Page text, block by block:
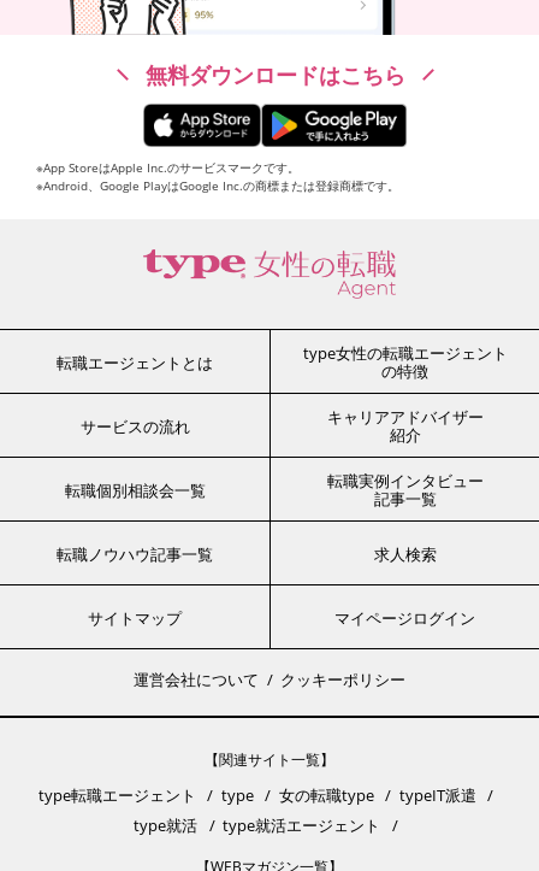
無料ダウンロードはこちら
※App StoreはApple Inc.のサービスマークです。
※Android、Google PlayはGoogle Inc.の商標または登録商標です。
転職エージェントとは
type女性の転職エージェント
の特徴
サービスの流れ
キャリアアドバイザー
紹介
転職個別相談会一覧
転職実例インタビュー
記事一覧
転職ノウハウ記事一覧 求人検索
サイトマップ マイページログイン
運営会社について クッキーポリシー
【関連サイト一覧】
type転職エージェント type 女の転職type
typeIT派遣
type就活
type就活エージェント
【WEBマガジン一覧】